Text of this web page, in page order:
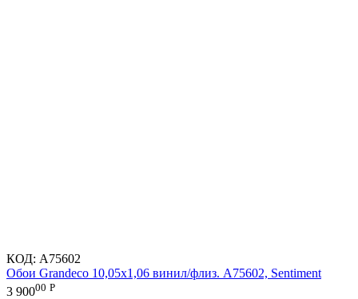
КОД: A75602
Обои Grandeco 10,05х1,06 винил/флиз. A75602, Sentiment
3 90000 Р